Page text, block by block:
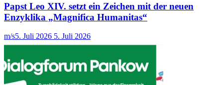
Papst Leo XIV. setzt ein Zeichen mit der neuen
Enzyklika „Magnifica Humanitas“
m/s5. Juli 2026 5. Juli 2026